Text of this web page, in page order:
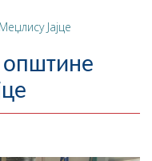
Јајце
општине